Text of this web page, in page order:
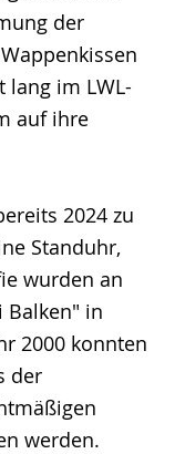
der
lang im LWL-
auf ihre
2024 zu
Standuhr,
wurden an
Balken" in
2000 konnten
der
werden.